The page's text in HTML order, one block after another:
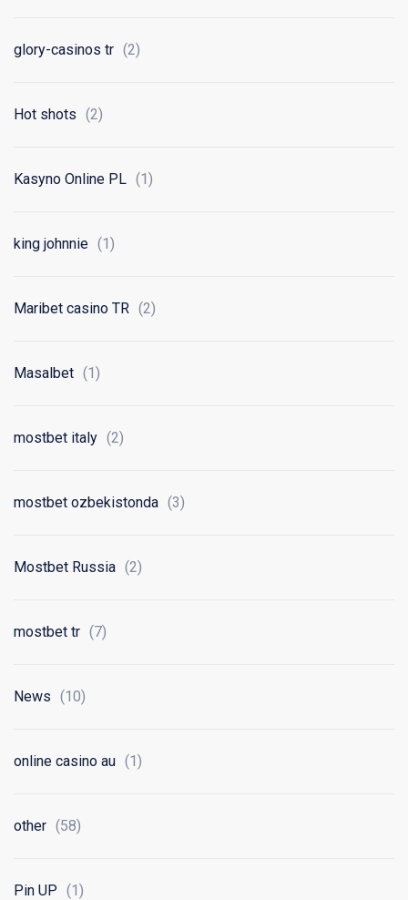
glory-casinos tr (2)
Hot shots (2)
Kasyno Online PL (1)
king johnnie (1)
Maribet casino TR (2)
Masalbet (1)
mostbet italy (2)
mostbet ozbekistonda (3)
Mostbet Russia (2)
mostbet tr (7)
News (10)
online casino au (1)
other (58)
Pin UP (1)